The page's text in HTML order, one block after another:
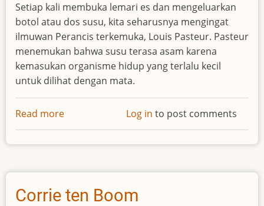
Setiap kali membuka lemari es dan mengeluarkan
botol atau dos susu, kita seharusnya mengingat
ilmuwan Perancis terkemuka, Louis Pasteur. Pasteur
menemukan bahwa susu terasa asam karena
kemasukan organisme hidup yang terlalu kecil
untuk dilihat dengan mata.
Read more
Louis
Pasteur
Log in to post comments
Corrie ten Boom